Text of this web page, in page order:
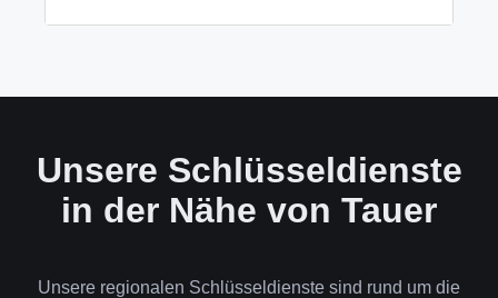
Unsere Schlüsseldienste
in der Nähe von Tauer
Unsere regionalen Schlüsseldienste sind rund um die